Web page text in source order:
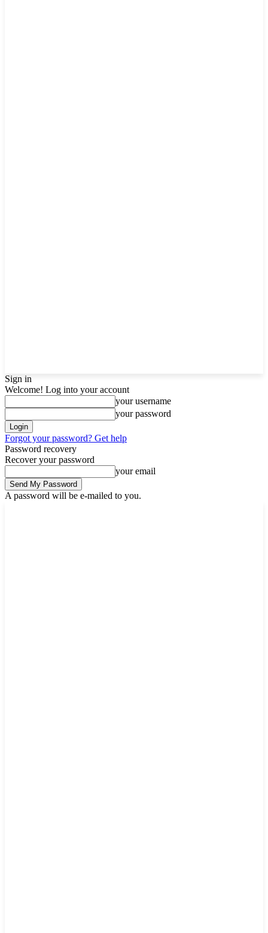
Sign in
Welcome! Log into your account
your username
your password
Forgot your password? Get help
Password recovery
Recover your password
your email
A password will be e-mailed to you.